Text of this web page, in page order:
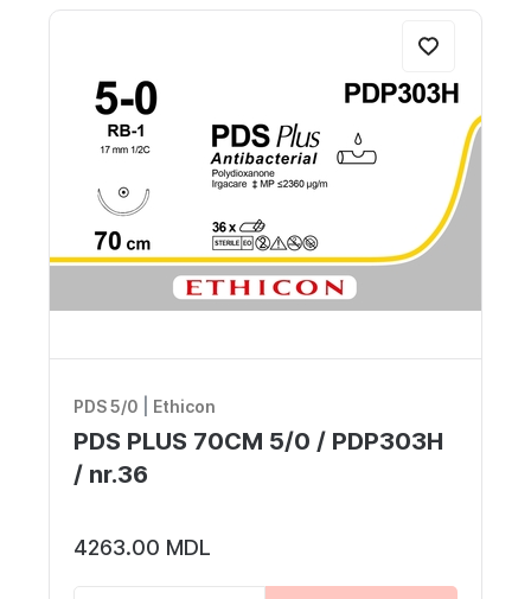
PDS 5/0 Ethicon
PDS PLUS 70CM 5/0 / PDP303H
/ nr.36
4263.00 MDL